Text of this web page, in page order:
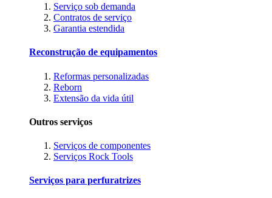
Serviço sob demanda
Contratos de serviço
Garantia estendida
Reconstrução de equipamentos
Reformas personalizadas
Reborn
Extensão da vida útil
Outros serviços
Serviços de componentes
Serviços Rock Tools
Serviços para perfuratrizes